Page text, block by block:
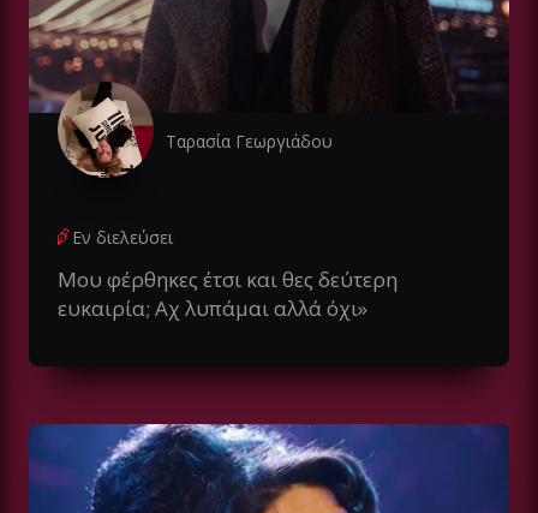
Ταρασία Γεωργιάδου
Εν διελεύσει
Μου φέρθηκες έτσι και θες δεύτερη
ευκαιρία; Αχ λυπάμαι αλλά όχι»